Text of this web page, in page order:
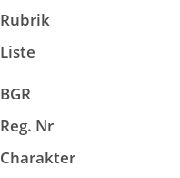
Rubrik
Liste
BGR
Reg. Nr
Charakter